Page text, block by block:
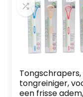
Tongschrapers,
tongreiniger,
een frisse